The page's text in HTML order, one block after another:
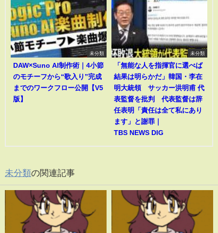
未分類
DAW×Suno AI制作術｜4小節
のモチーフから“歌入り”完成
までのワークフロー公開【V5
版】
未分類
「無能な人を指揮官に選べば
結果は明らかだ」韓国・李在
明大統領 サッカー洪明甫 代
表監督を批判 代表監督は辞
任表明「責任は全て私にあり
ます」と謝罪｜
TBS NEWS DIG
未分類の関連記事